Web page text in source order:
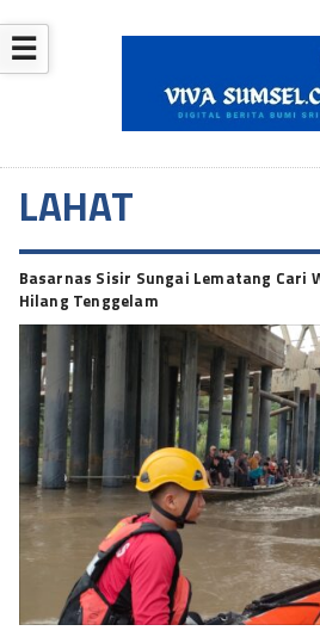
☰
LAHAT
Basarnas Sisir Sungai Lematang Cari
Hilang Tenggelam